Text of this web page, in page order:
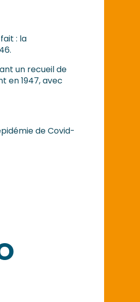
: la
un recueil de
en 1947, avec
de Covid-